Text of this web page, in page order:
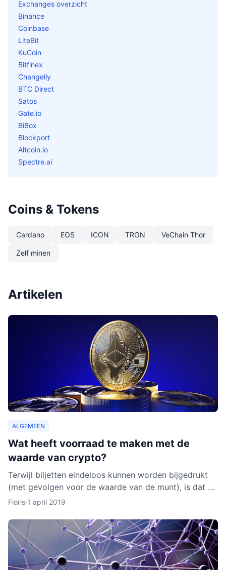
Exchanges overzicht
Binance
Coinbase
LiteBit
KuCoin
Bitfinex
Changelly
BTC Direct
Satos
Gate.io
BiBox
Blockport
Altcoin.io
Spectre.ai
Coins & Tokens
Cardano EOS ICON TRON VeChain Thor
Zelf minen
Artikelen
ALGEMEEN
Wat heeft voorraad te maken met de
waarde van crypto?
Terwijl biljetten eindeloos kunnen worden bijgedrukt
(met gevolgen voor de waarde van de munt), is dat bij
cryptocurrencies anders. Hoe werkt dit nu eigenlijk p
Floris·1 april 2019